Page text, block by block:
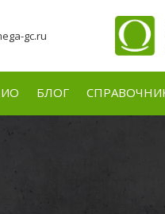
gc.ru
БЛОГ